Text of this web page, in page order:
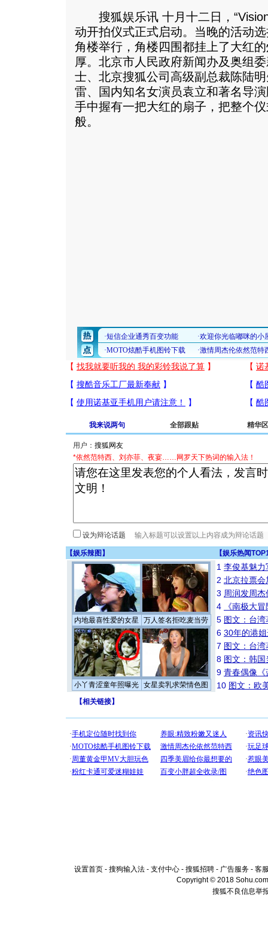
搜狐娱乐讯 十月十二日，“Vision
动开拍仪式正式启动。当晚的活动
角楼举行，角楼四围都挂上了大红
厚。北京市人民政府新闻办及奥组
士、北京搜狐公司高级副总裁陈陆
雷、国内知名女演员袁立和著名导
手中握有一把大红的扇子，把整个
般。
我来说两句 全部跟贴 精华区
用户：
*依然范特西、刘亦菲、夜宴……网罗天下热词的输入法！
设为辩论话题
【娱乐辣图 】 【娱乐热闻
内地最喜性爱的女星 万人签名拒吃麦当劳
小丫青涩童年照曝光 女星卖乳求荣情色图
1 李俊基魅力
2 北京拉票
3 周润发周
4
《南极大
5 图文：台
6 30年的港
7 图文：台
8 图文：韩
9 青春偶像《
10 图文：欧
【相关链接】
设置首页 - 搜狗输入法 - 支付中心 - 搜狐招聘 - 广告服务 - 客
Copyright © 2018
搜狐不良信息举